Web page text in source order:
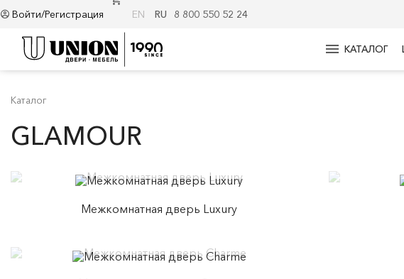
Войти/Регистрация EN RU 8 800 550 52 24
menu КАТАЛОГ
Каталог
GLAMOUR
Межкомнатная дверь Luxury